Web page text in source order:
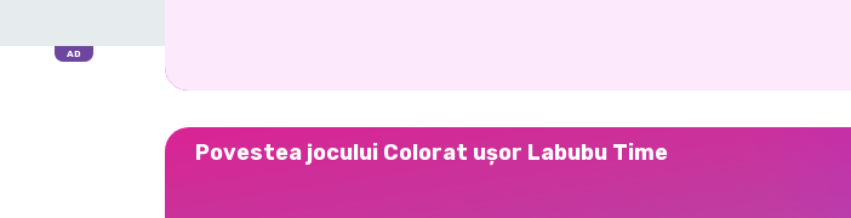
Povestea jocului Colorat ușor Labubu Time